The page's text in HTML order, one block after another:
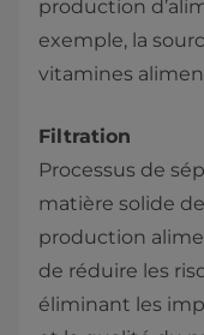
production
exemple, la
vitamines
Filtration
Processus de
matière solide
production
de réduire les
éliminant les